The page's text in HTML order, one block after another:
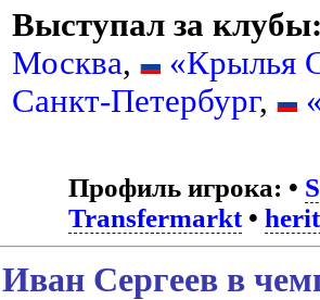
Выступал за
Москва,
«Крылья
Санкт-Петербург,
Профиль игрока: •
Transfermarkt•
Иван Сергеев в